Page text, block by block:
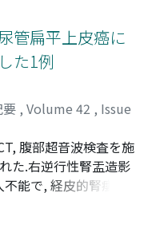
了後にエンドピエト
留置し, これを8週間
者は術後3日目に退
く, 術後8ヵ月目の経
る評価で, 水腎症の
管扁平上皮癌に
た1例
, Volume 42 , Issue
ARISAWA, Chizuru;
腹部超音波検査を施
た.右逆行性腎盂造影
能で, 経皮的腎瘻を造
, 下部尿管に約2cm